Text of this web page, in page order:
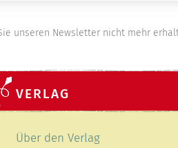
unseren Newsletter nicht mehr
VERLAG
überspringen
Über den Verlag